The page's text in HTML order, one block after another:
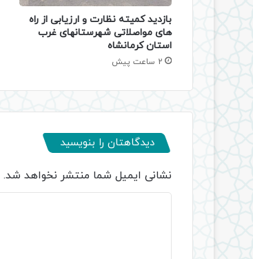
بازدید کمیته نظارت و ارزیابی از راه
های مواصلاتی شهرستانهای غرب
استان کرمانشاه
2 ساعت پیش
دیدگاهتان را بنویسید
نشانی ایمیل شما منتشر نخواهد شد.